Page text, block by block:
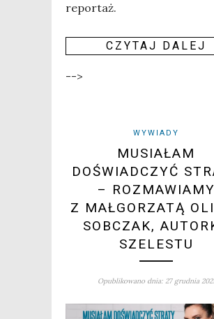
repor­taż.
CZY­TAJ DALEJ
-->
WYWIADY
MUSIAŁAM
DOŚWIADCZYĆ
– ROZMAWIAMY
Z MAŁGORZATĄ
SOBCZAK,
SZELESTU
Opublikowano dnia: 27 grudnia